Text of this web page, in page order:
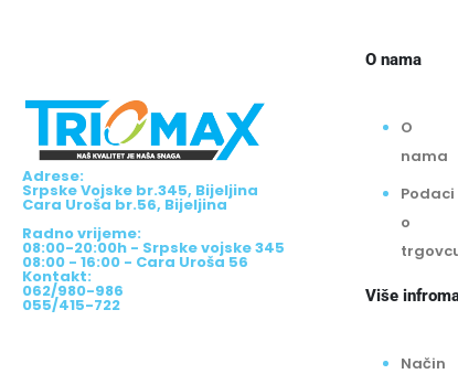
Adrese:
Srpske Vojske br.345, Bijeljina
Cara Uroša br.56, Bijeljina
Radno vrijeme:
08:00-20:00h - Srpske vojske 345
08:00 - 16:00 - Cara Uroša 56
Kontakt:
062/980-986
055/415-722
O nama
O
nama
Podaci
o
Više
Način